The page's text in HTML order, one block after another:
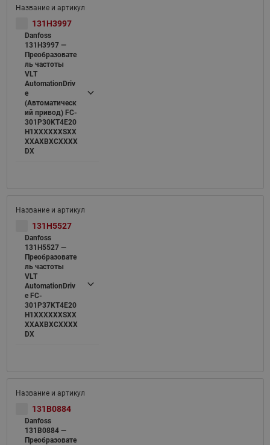
131H3997
Danfoss
131H3997 —
Преобразовате
ль частоты
VLT
AutomationDriv
e
(Автоматическ
ий привод) FC-
301P30KT4E20
H1XXXXXXSXX
XXAXBXCXXXX
DX
131H5527
Danfoss
131H5527 —
Преобразовате
ль частоты
VLT
AutomationDriv
e FC-
301P37KT4E20
H1XXXXXXSXX
XXAXBXCXXXX
DX
131B0884
Danfoss
131B0884 —
Преобразовате